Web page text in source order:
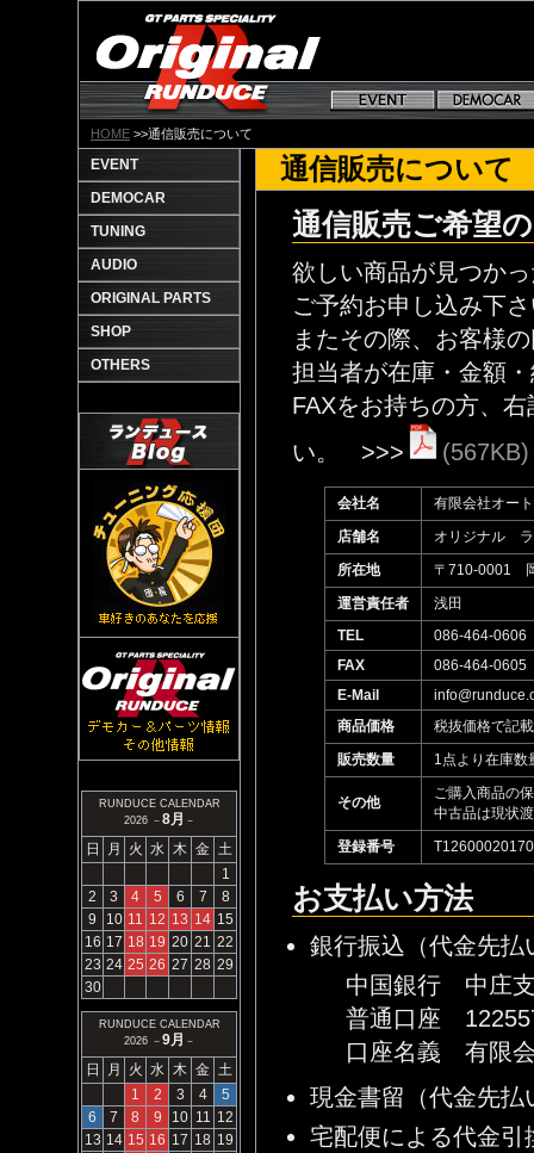
HOME >>通信販売について
通信販売について
通信販売ご希望
欲しい商品が見つか
ご予約お申し込み下
またその際、お客様
担当者が在庫・金額
FAXをお持ちの方、
い。 >>>
(567KB)
会社名
有限会社オー
店舗名
オリジナル ラ
所在地
〒710-0001
運営責任者
浅田
TEL
086-464-0606
FAX
086-464-0605
E-Mail
商品価格
税抜価格で記載
販売数量
1点より在庫数
その他
ご購入商品の
中古品は現状
登録番号
お支払い方法
銀行振込（代金先払
中国銀行 中庄
普通口座
口座名義 有限
現金書留（代金先払
宅配便による代金引
EVENT
DEMOCAR
TUNING
AUDIO
ORIGINAL PARTS
SHOP
OTHERS
RUNDUCE CALENDAR
2026 － 8月 －
日 月 火 水 木 金 土
1
2
3 4 5 6 7
8
9
10 11 12 13 14 15
16 17 18 19 20 21 22
23 24 25 26 27 28 29
30
RUNDUCE CALENDAR
2026 － 9月 －
日 月 火 水 木 金 土
1
2 3 4
5
6
7 8 9 10 11 12
13 14 15 16 17 18 19